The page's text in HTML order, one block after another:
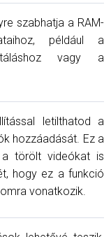
szabhatja a RAM-
például a
vagy a
letilthatod a
hozzáadását. Ez a
törölt videókat is
hogy ez a funkció
vonatkozik.